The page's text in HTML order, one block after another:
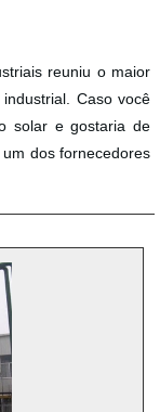
reuniu o maior
Caso você
solar e gostaria de
dos fornecedores